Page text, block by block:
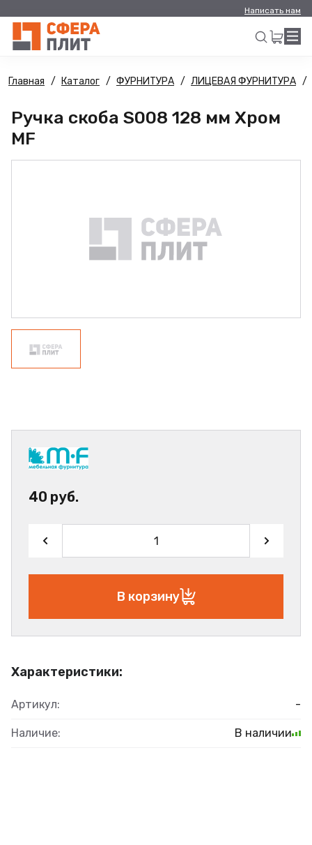
Написать нам
Искать
Главная Каталог ФУРНИТУРА ЛИЦЕВАЯ ФУРНИТУРА
Ручка скоба S008 128 мм Хром
MF
Характеристики:
Артикул: -
Наличие: В наличии
40 руб.
В корзину